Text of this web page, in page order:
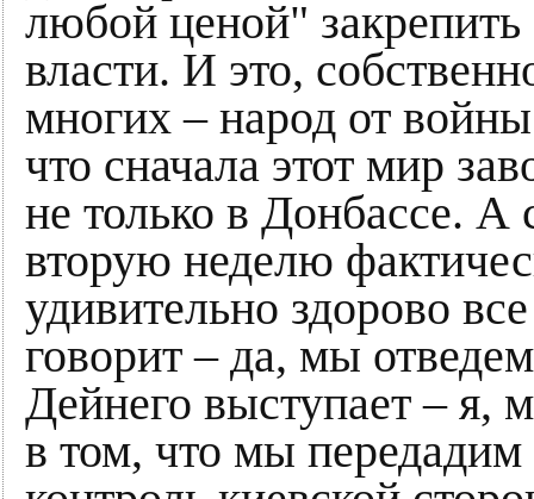
любой ценой"
власти. И это,
многих – народ от
что сначала этот мир
не только в Донбассе. А
вторую неделю
удивительно здорово
говорит – да, мы
Дейнего выступает – я,
в том, что мы